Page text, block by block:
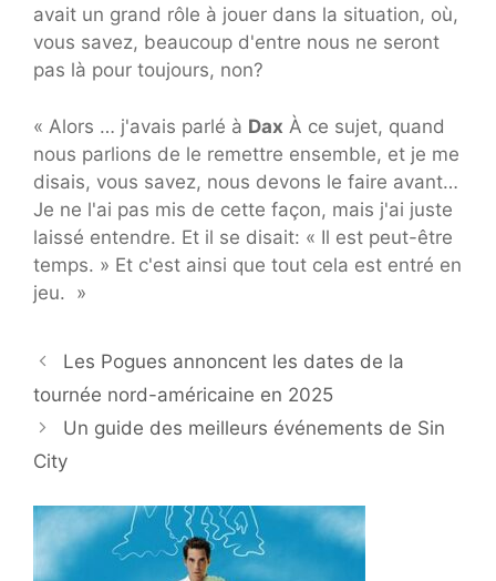
avait un grand rôle à jouer dans la situation, où,
vous savez, beaucoup d'entre nous ne seront
pas là pour toujours, non?
« Alors … j'avais parlé à Dax À ce sujet, quand
nous parlions de le remettre ensemble, et je me
disais, vous savez, nous devons le faire avant…
Je ne l'ai pas mis de cette façon, mais j'ai juste
laissé entendre. Et il se disait: « Il est peut-être
temps. » Et c'est ainsi que tout cela est entré en
jeu. »
Les Pogues annoncent les dates de la
tournée nord-américaine en 2025
Un guide des meilleurs événements de Sin
City